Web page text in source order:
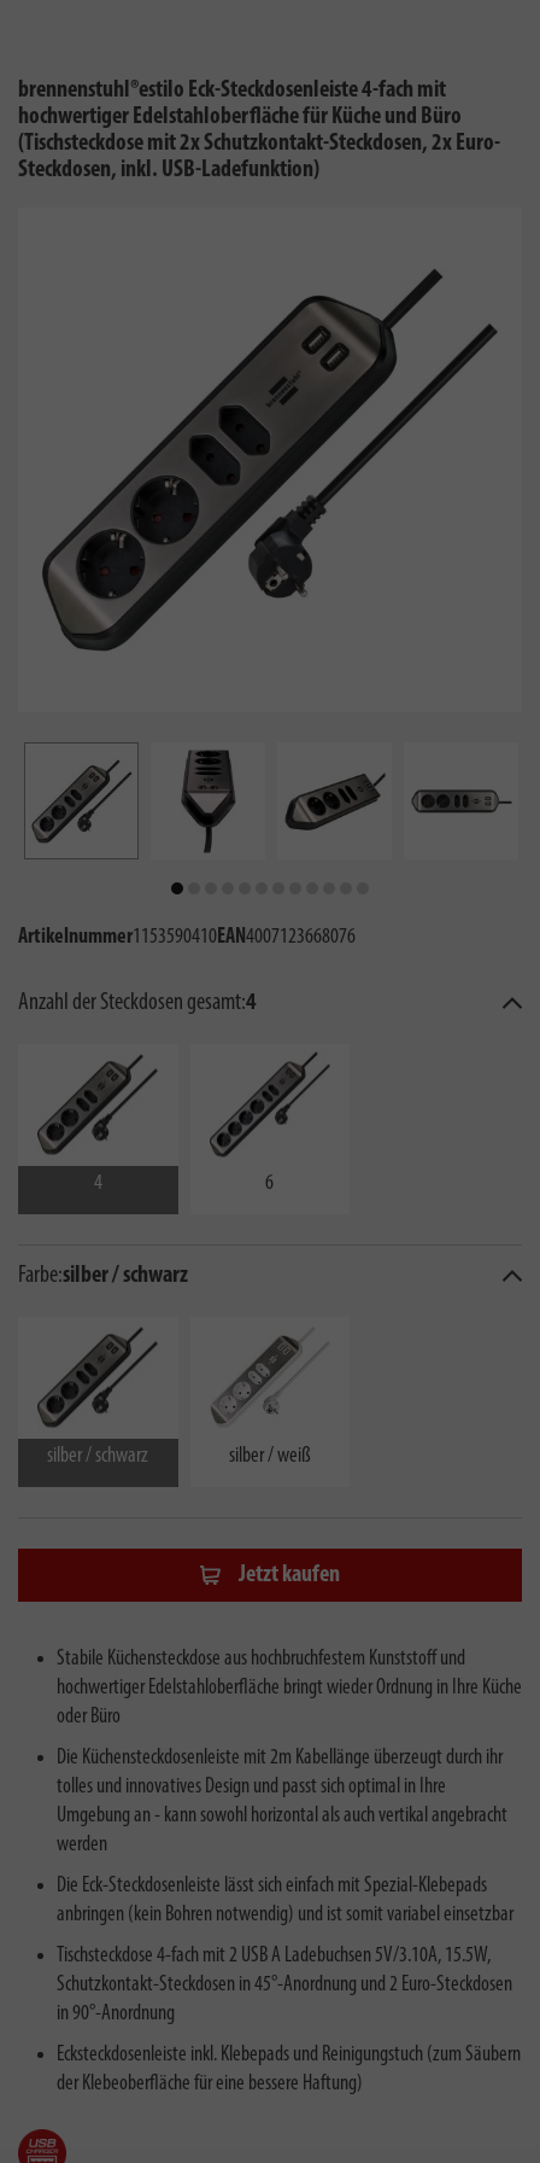
brennenstuhl®estilo Eck-Steckdosenleiste 4-fach mit
hochwertiger Edelstahloberfläche für Küche und Büro
(Tischsteckdose mit 2x Schutzkontakt-Steckdosen, 2x Euro-
Steckdosen, inkl. USB-Ladefunktion)
Artikelnummer1153590410EAN4007123668076
Anzahl der Steckdosen gesamt:4
4 6
Farbe:silber / schwarz
silber / schwarz silber / weiß
Jetzt kaufen
Stabile Küchensteckdose aus hochbruchfestem Kunststoff und
hochwertiger Edelstahloberfläche bringt wieder Ordnung in Ihre Küche
oder Büro
Die Küchensteckdosenleiste mit 2m Kabellänge überzeugt durch ihr
tolles und innovatives Design und passt sich optimal in Ihre
Umgebung an - kann sowohl horizontal als auch vertikal angebracht
werden
Die Eck-Steckdosenleiste lässt sich einfach mit Spezial-Klebepads
anbringen (kein Bohren notwendig) und ist somit variabel einsetzbar
Tischsteckdose 4-fach mit 2 USB A Ladebuchsen 5V/3.10A, 15.5W,
Schutzkontakt-Steckdosen in 45°-Anordnung und 2 Euro-Steckdosen
in 90°-Anordnung
Ecksteckdosenleiste inkl. Klebepads und Reinigungstuch (zum Säubern
der Klebeoberfläche für eine bessere Haftung)